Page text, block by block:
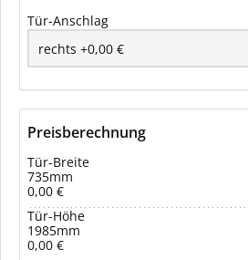
Tür-Anschlag
Preisberechnung
Tür-Breite
735mm
0,00 €
Tür-Höhe
1985mm
0,00 €